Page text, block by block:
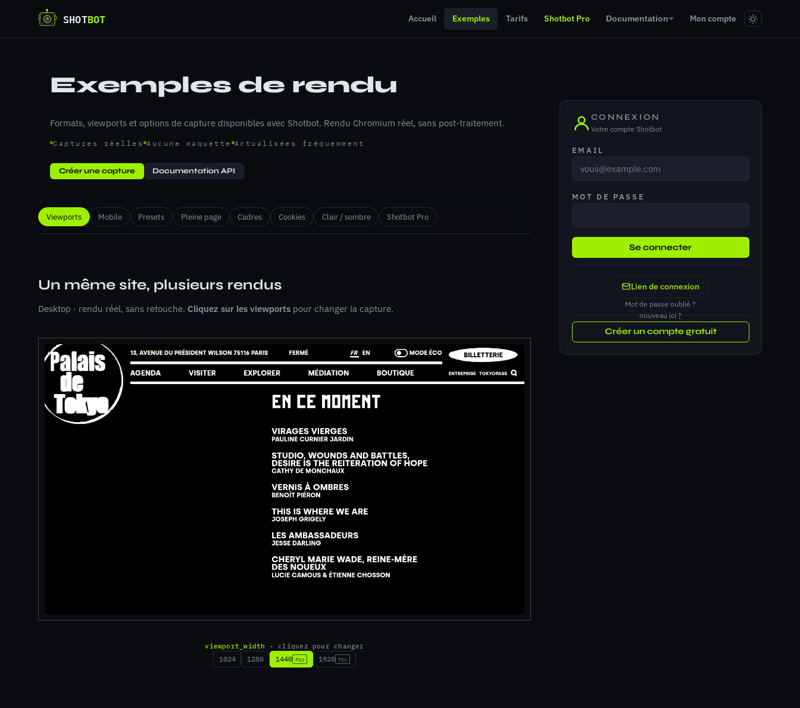
Accueil Exemples Tarifs Shotbot Pro Documentation Mon compte
Exemples de rendu
Formats, viewports et options de capture disponibles avec Shotbot. Rendu Chromium réel, sans post-traitement.
Captures réelles Aucune maquette Actualisées fréquemment
Créer une capture Documentation API
Viewports Mobile Presets Pleine page Cadres Cookies Clair / sombre Shotbot Pro
Un même site, plusieurs rendus
Desktop · rendu réel, sans retouche.Cliquez sur les viewports pour changer la capture.
viewport_width · cliquez pour changer
1024 1280 1440 Pro 1920 Pro
CONNEXION
Votre compte Shotbot
EMAIL
MOT DE PASSE
Se connecter
Lien de connexion
Mot de passe oublié ?
nouveau ici ?
Créer un compte gratuit